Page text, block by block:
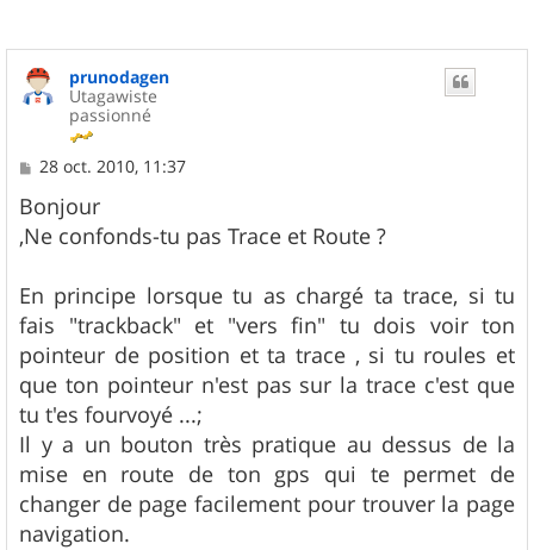
prunodagen
Utagawiste
passionné
M
s
s
a
28 oct. 2010, 11:37
Bonjour
,Ne confonds-tu pas Trace et Route ?
En principe lorsque tu as chargé ta trace, si tu
fais "trackback" et "vers fin" tu dois voir ton
pointeur de position et ta trace , si tu roules et
que ton pointeur n'est pas sur la trace c'est que
tu t'es fourvoyé ...;
Il y a un bouton très pratique au dessus de la
mise en route de ton gps qui te permet de
changer de page facilement pour trouver la page
navigation.